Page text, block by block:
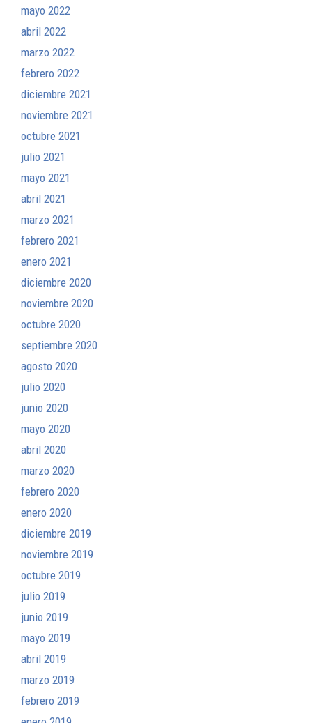
mayo 2022
abril 2022
marzo 2022
febrero 2022
diciembre 2021
noviembre 2021
octubre 2021
julio 2021
mayo 2021
abril 2021
marzo 2021
febrero 2021
enero 2021
diciembre 2020
noviembre 2020
octubre 2020
septiembre 2020
agosto 2020
julio 2020
junio 2020
mayo 2020
abril 2020
marzo 2020
febrero 2020
enero 2020
diciembre 2019
noviembre 2019
octubre 2019
julio 2019
junio 2019
mayo 2019
abril 2019
marzo 2019
febrero 2019